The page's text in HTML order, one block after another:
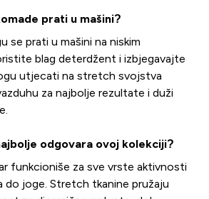
prati u mašini?
se prati u mašini na niskim
blag deterdžent i izbjegavajte
utjecati na stretch svojstva
za najbolje rezultate i duži
odgovara ovoj kolekciji?
funkcioniše za sve vrste aktivnosti
do joge. Stretch tkanine pružaju